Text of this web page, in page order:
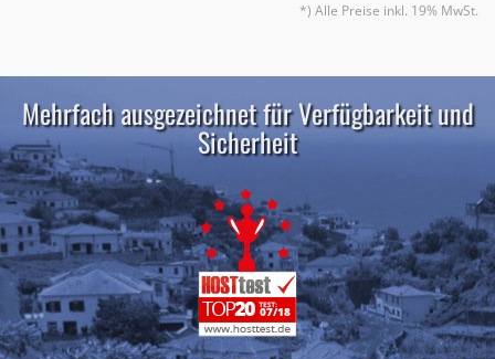
*) Alle Preise inkl. 19% MwSt.
Mehrfach ausgezeichnet für Verfügbarkeit und
Sicherheit